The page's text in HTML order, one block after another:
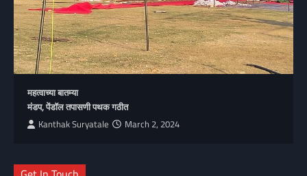
महत्वाच्या बातम्या
मंडप, पेंडॉल तपासणी पथक गठीत
Kanthak Suryatale March 2, 2024